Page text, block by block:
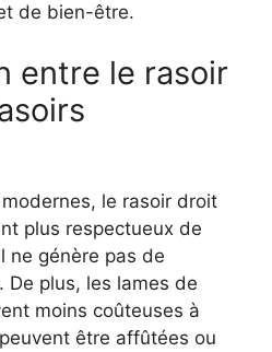
de bien-être.
entre le rasoir
le rasoir droit
plus respectueux de
ne génère pas de
De plus, les lames de
moins coûteuses à
être affûtées ou